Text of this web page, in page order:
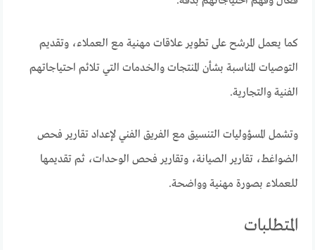
كما يعمل المرشح على تطوير علاقات مهنية مع العملاء، وتقديم
التوصيات المناسبة بشأن المنتجات والخدمات التي تلائم احتياجاتهم
الفنية والتجارية.
وتشمل المسؤوليات التنسيق مع الفريق الفني لإعداد تقارير فحص
الضواغط، تقارير الصيانة، وتقارير فحص الوحدات، ثم تقديمها
للعملاء بصورة مهنية وواضحة.
المتطلبات